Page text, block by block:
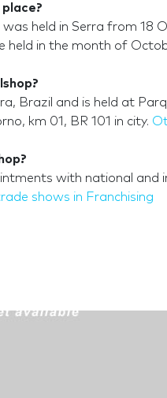
was held in Serra from 18
held in the month of
Brazil and is held at
km 01, BR 101 in city.
with national and
shows in Franchising